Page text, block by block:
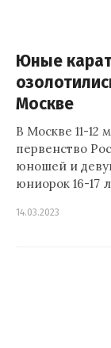
Юные
Москве
В Москве 11-12
первенство
юношей и
юниорок 16-17
14.03.2023